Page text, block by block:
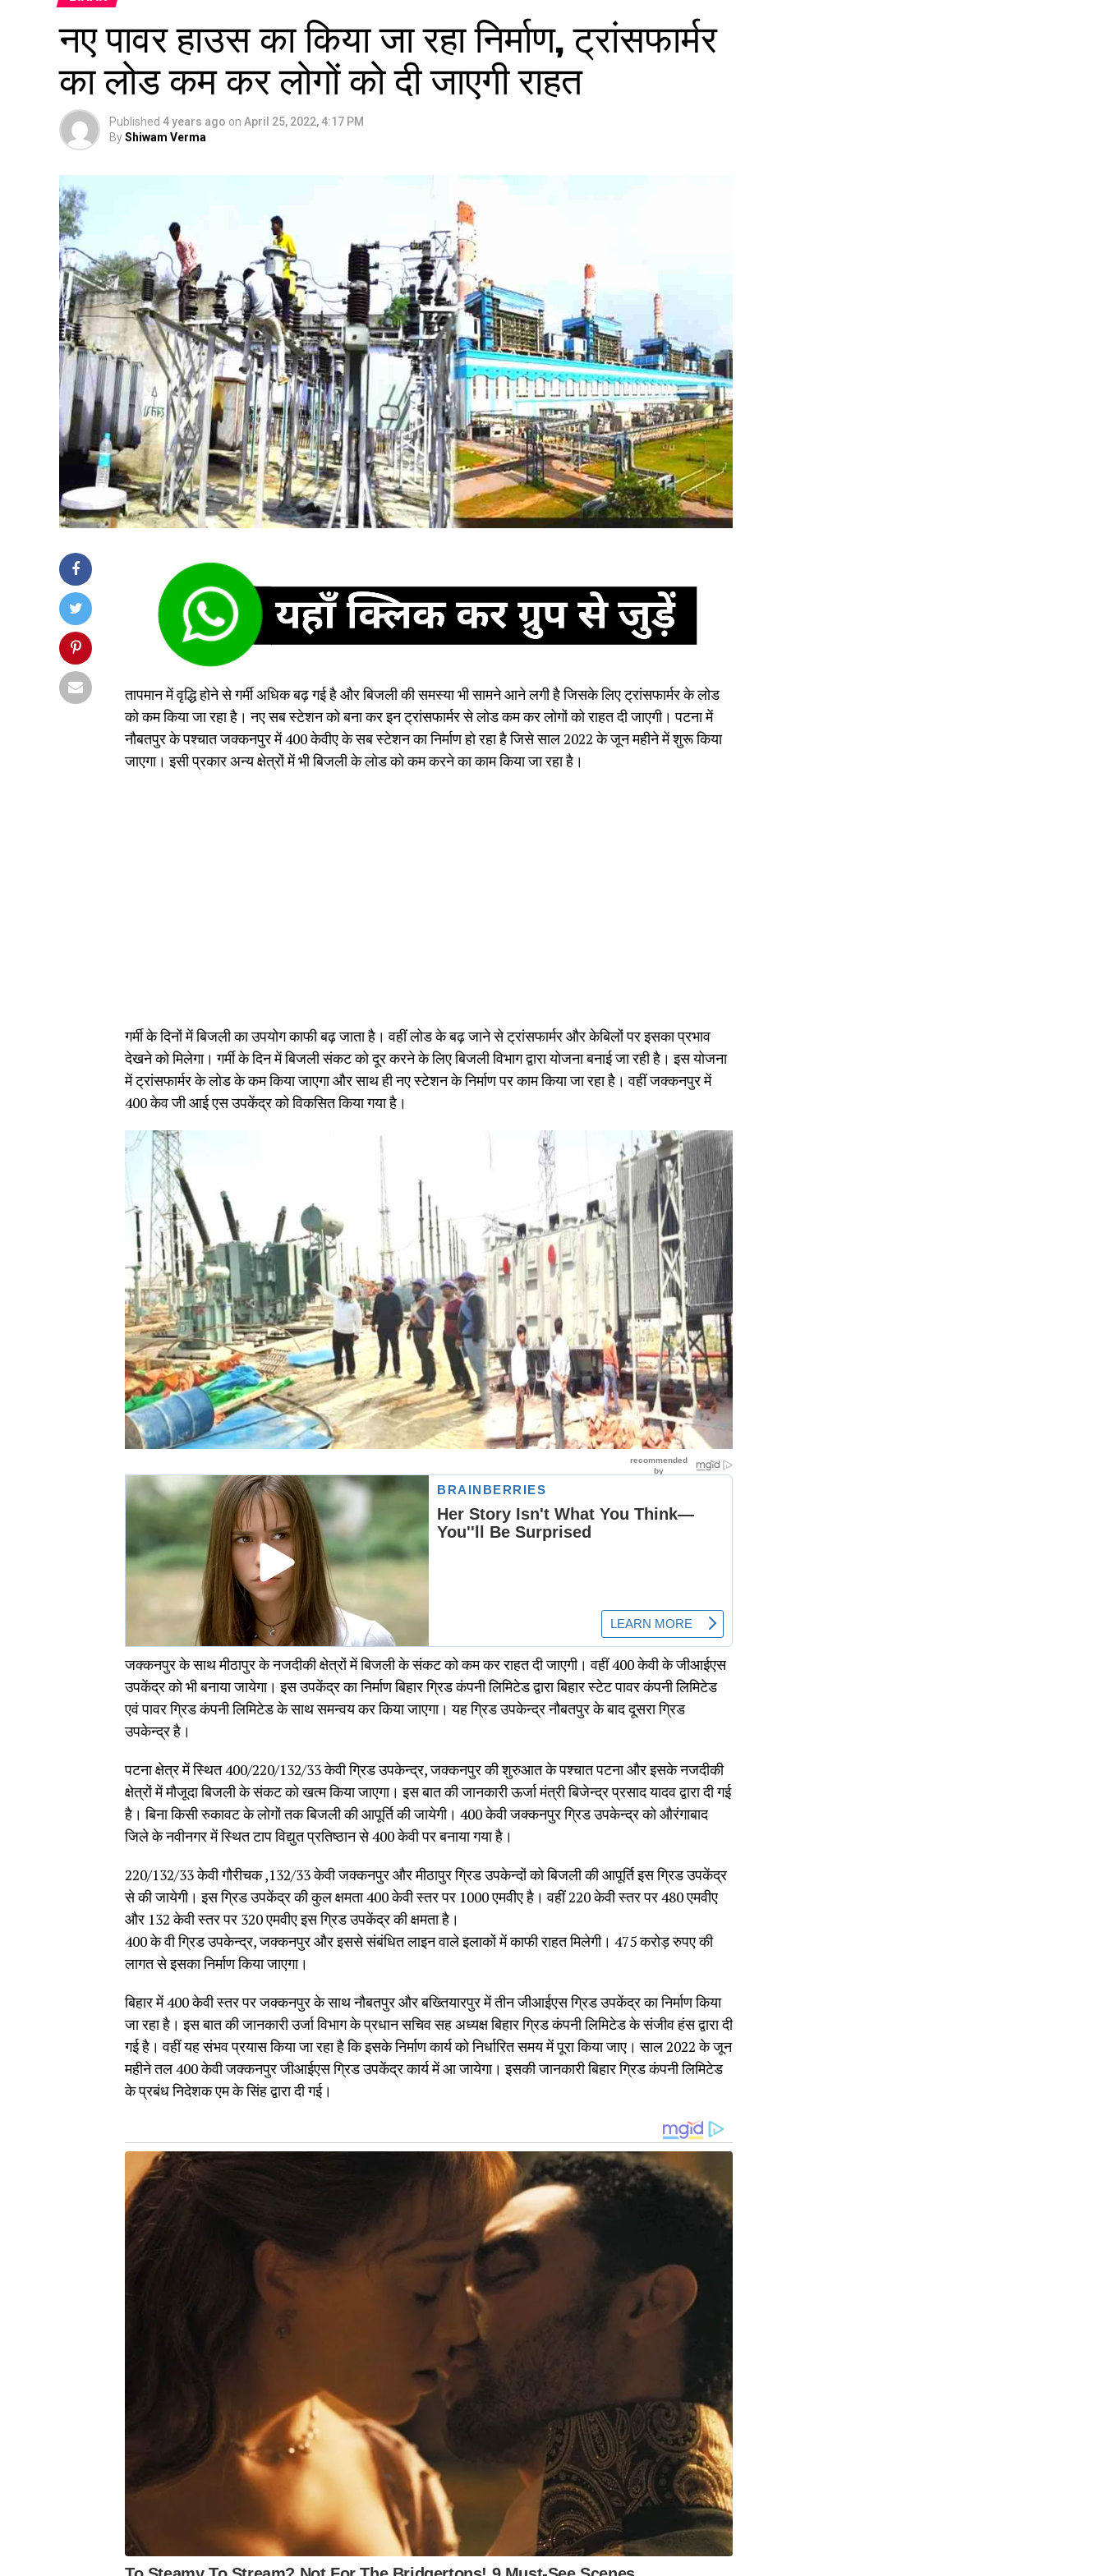
नए पावर हाउस का किया जा रहा निर्माण, ट्रांसफार्मर
का लोड कम कर लोगों को दी जाएगी राहत
Published 4 years ago on April 25, 2022, 4:17 PM
ByShiwam Verma
तापमान में वृद्धि होने से गर्मी अधिक बढ़ गई है और बिजली की समस्या भी सामने आने लगी है जिसके लिए ट्रांसफार्मर के लोड
को कम किया जा रहा है। नए सब स्टेशन को बना कर इन ट्रांसफार्मर से लोड कम कर लोगों को राहत दी जाएगी। पटना में
नौबतपुर के पश्चात जक्कनपुर में 400 केवीए के सब स्टेशन का निर्माण हो रहा है जिसे साल 2022 के जून महीने में शुरू किया
जाएगा। इसी प्रकार अन्य क्षेत्रों में भी बिजली के लोड को कम करने का काम किया जा रहा है।
गर्मी के दिनों में बिजली का उपयोग काफी बढ़ जाता है। वहीं लोड के बढ़ जाने से ट्रांसफार्मर और केबिलों पर इसका प्रभाव
देखने को मिलेगा। गर्मी के दिन में बिजली संकट को दूर करने के लिए बिजली विभाग द्वारा योजना बनाई जा रही है। इस योजना
में ट्रांसफार्मर के लोड के कम किया जाएगा और साथ ही नए स्टेशन के निर्माण पर काम किया जा रहा है। वहीं जक्कनपुर में
400 केव जी आई एस उपकेंद्र को विकसित किया गया है।
जक्कनपुर के साथ मीठापुर के नजदीकी क्षेत्रों में बिजली के संकट को कम कर राहत दी जाएगी। वहीं 400 केवी के जीआईएस
उपकेंद्र को भी बनाया जायेगा। इस उपकेंद्र का निर्माण बिहार ग्रिड कंपनी लिमिटेड द्वारा बिहार स्टेट पावर कंपनी लिमिटेड
एवं पावर ग्रिड कंपनी लिमिटेड के साथ समन्वय कर किया जाएगा। यह ग्रिड उपकेन्द्र नौबतपुर के बाद दूसरा ग्रिड
उपकेन्द्र है।
पटना क्षेत्र में स्थित 400/220/132/33 केवी ग्रिड उपकेन्द्र, जक्कनपुर की शुरुआत के पश्चात पटना और इसके नजदीकी
क्षेत्रों में मौजूदा बिजली के संकट को खत्म किया जाएगा। इस बात की जानकारी ऊर्जा मंत्री बिजेन्द्र प्रसाद यादव द्वारा दी गई
है। बिना किसी रुकावट के लोगों तक बिजली की आपूर्ति की जायेगी। 400 केवी जक्कनपुर ग्रिड उपकेन्द्र को औरंगाबाद
जिले के नवीनगर में स्थित टाप विद्युत प्रतिष्ठान से 400 केवी पर बनाया गया है।
220/132/33 केवी गौरीचक ,132/33 केवी जक्कनपुर और मीठापुर ग्रिड उपकेन्दों को बिजली की आपूर्ति इस ग्रिड उपकेंद्र
से की जायेगी। इस ग्रिड उपकेंद्र की कुल क्षमता 400 केवी स्तर पर 1000 एमवीए है। वहीं 220 केवी स्तर पर 480 एमवीए
और 132 केवी स्तर पर 320 एमवीए इस ग्रिड उपकेंद्र की क्षमता है।
400 के वी ग्रिड उपकेन्द्र, जक्कनपुर और इससे संबंधित लाइन वाले इलाकों में काफी राहत मिलेगी। 475 करोड़ रुपए की
लागत से इसका निर्माण किया जाएगा।
बिहार में 400 केवी स्तर पर जक्कनपुर के साथ नौबतपुर और बख्तियारपुर में तीन जीआईएस ग्रिड उपकेंद्र का निर्माण किया
जा रहा है। इस बात की जानकारी उर्जा विभाग के प्रधान सचिव सह अध्यक्ष बिहार ग्रिड कंपनी लिमिटेड के संजीव हंस द्वारा दी
गई है। वहीं यह संभव प्रयास किया जा रहा है कि इसके निर्माण कार्य को निर्धारित समय में पूरा किया जाए। साल 2022 के जून
महीने तल 400 केवी जक्कनपुर जीआईएस ग्रिड उपकेंद्र कार्य में आ जायेगा। इसकी जानकारी बिहार ग्रिड कंपनी लिमिटेड
के प्रबंध निदेशक एम के सिंह द्वारा दी गई।